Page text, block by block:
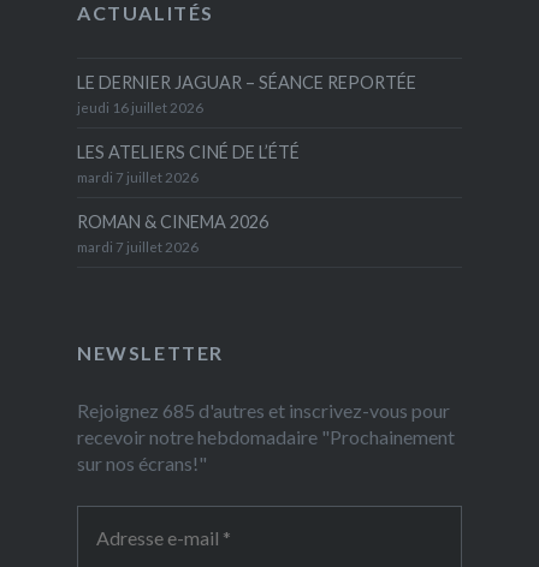
ACTUALITÉS
LE DERNIER JAGUAR – SÉANCE REPORTÉE
jeudi 16 juillet 2026
LES ATELIERS CINÉ DE L’ÉTÉ
mardi 7 juillet 2026
ROMAN & CINEMA 2026
mardi 7 juillet 2026
NEWSLETTER
Rejoignez 685 d'autres et inscrivez-vous pour
recevoir notre hebdomadaire "Prochainement
sur nos écrans!"